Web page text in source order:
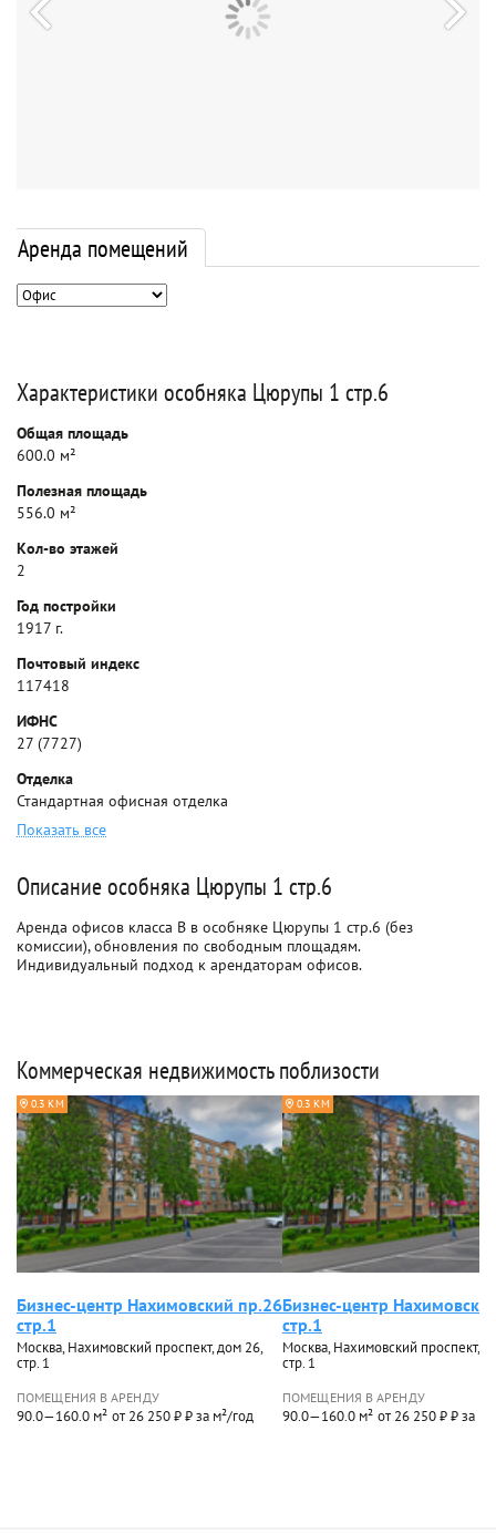
Аренда помещений
Характеристики особняка Цюрупы 1 стр.6
Общая площадь
600.0 м²
Полезная площадь
556.0 м²
Кол-во этажей
2
Год постройки
1917 г.
Почтовый индекс
117418
ИФНС
27 (7727)
Отделка
Стандартная офисная отделка
Показать все
Описание особняка Цюрупы 1 стр.6
Аренда офисов класса B в особняке Цюрупы 1 стр.6 (без
комиссии), обновления по свободным площадям.
Индивидуальный подход к арендаторам офисов.
Коммерческая недвижимость поблизости
0.3 КМ
Бизнес-центр Нахимовский пр.26
стр.1
Москва, Нахимовский проспект, дом 26,
стр. 1
ПОМЕЩЕНИЯ В АРЕНДУ
90.0—160.0 м² от 26 250 ₽ ₽ за м²/год
0.3 КМ
Бизнес-центр
стр.1
Москва, Нахимовский проспект,
стр. 1
ПОМЕЩЕНИЯ В АРЕНДУ
90.0—160.0 м² от 26 250 ₽ ₽ за